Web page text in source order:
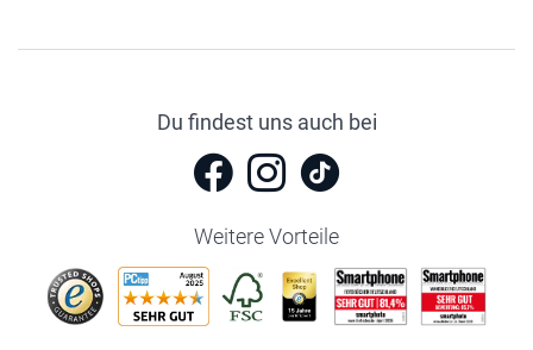
Du findest uns auch bei
Weitere Vorteile